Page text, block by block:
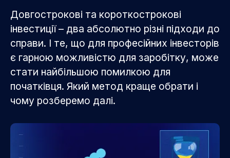
Довгострокові та короткострокові
інвестиції – два абсолютно різні підходи до
справи. І те, що для професійних інвесторів
є гарною можливістю для заробітку, може
стати найбільшою помилкою для
початківця. Який метод краще обрати і
чому розберемо далі.